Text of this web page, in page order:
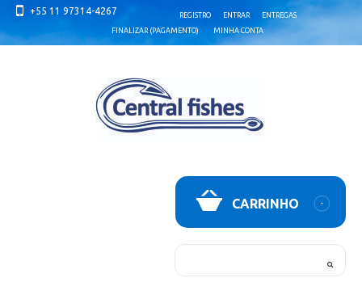
+55 11 97314-4267 REGISTRO ENTRAR
ENTREGAS
FINALIZAR (PAGAMENTO)
MINHA CONTA
CARRINHO